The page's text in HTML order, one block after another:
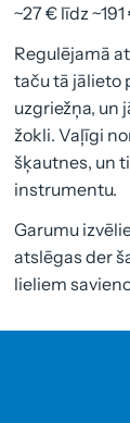
~27 € līdz ~191
Regulējamā
taču tā jālieto
uzgriežņa, un
žokli. Vaļīgi
šķautnes, un
instrumentu.
Garumu
atslēgas der
lieliem